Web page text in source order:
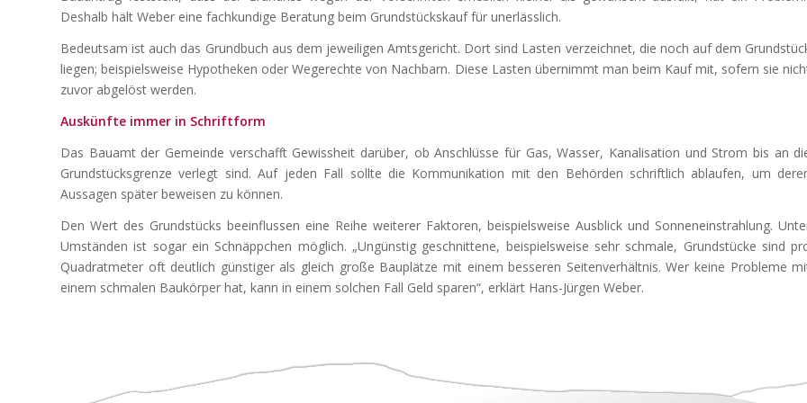
Deshalb hält Weber eine fachkundige Beratung beim Grundstückskauf für unerlässlich.
Bedeutsam ist auch das Grundbuch aus dem jeweiligen Amtsgericht. Dort sind Lasten verzeichnet, die noch auf dem
liegen; beispielsweise Hypotheken oder Wegerechte von Nachbarn. Diese Lasten übernimmt man beim Kauf mit, sofern sie
zuvor abgelöst werden.
Auskünfte immer in Schriftform
Das Bauamt der Gemeinde verschafft Gewissheit darüber, ob Anschlüsse für Gas, Wasser, Kanalisation und Strom bis an
Grundstücksgrenze verlegt sind. Auf jeden Fall sollte die Kommunikation mit den Behörden schriftlich ablaufen, um
Aussagen später beweisen zu können.
Den Wert des Grundstücks beeinflussen eine Reihe weiterer Faktoren, beispielsweise Ausblick und Sonneneinstrahlung.
Umständen ist sogar ein Schnäppchen möglich. „Ungünstig geschnittene, beispielsweise sehr schmale, Grundstücke sind
Quadratmeter oft deutlich günstiger als gleich große Bauplätze mit einem besseren Seitenverhältnis. Wer keine Probleme
einem schmalen Baukörper hat, kann in einem solchen Fall Geld sparen“, erklärt Hans-Jürgen Weber.